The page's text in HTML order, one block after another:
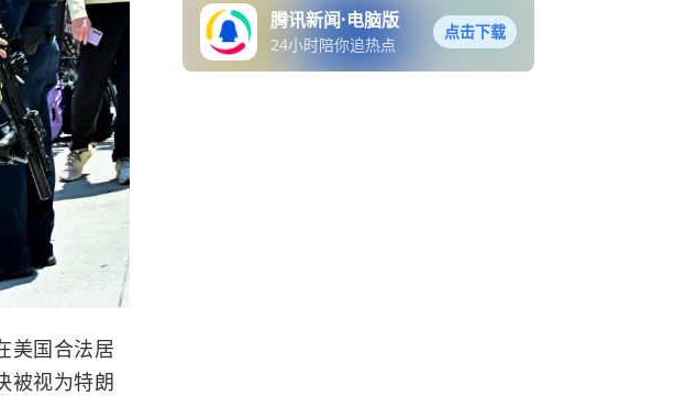
美国合法居
被视为特朗
腾讯新闻·电脑版
24小时陪你追热点
点击下载